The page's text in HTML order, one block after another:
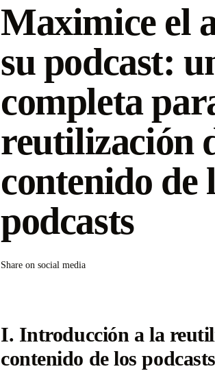
Maximice el
su podcast:
completa
reutilización
contenido de
podcasts
Share on social media
I. Introducción a la
contenido de los podcasts